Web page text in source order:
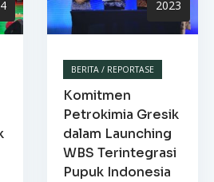
2023
BERITA / REPORTASE
Komitmen
Petrokimia Gresik
dalam Launching
WBS Terintegrasi
Pupuk Indonesia